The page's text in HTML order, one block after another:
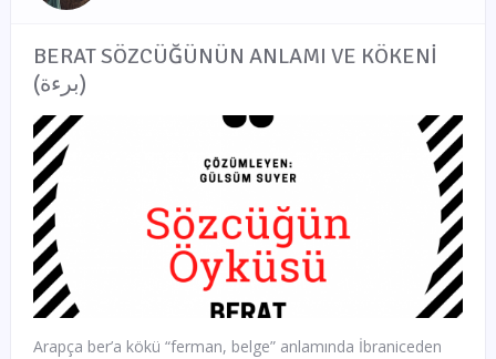
BERAT SÖZCÜĞÜNÜN ANLAMI VE KÖKENİ
(برءة)
Arapça ber’a kökü “ferman, belge” anlamında İbraniceden